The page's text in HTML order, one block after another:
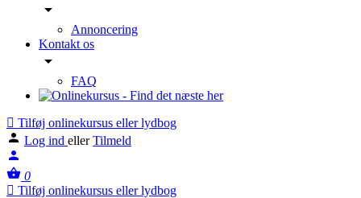
Annoncering
Kontakt os
FAQ
Tilføj onlinekursus eller lydbog
Log ind eller Tilmeld
0
Tilføj onlinekursus eller lydbog